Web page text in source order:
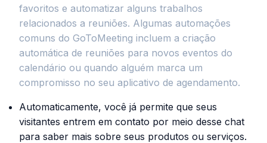
favoritos e automatizar alguns trabalhos
relacionados a reuniões. Algumas automações
comuns do GoToMeeting incluem a criação
automática de reuniões para novos eventos do
calendário ou quando alguém marca um
compromisso no seu aplicativo de agendamento.
Automaticamente, você já permite que seus
visitantes entrem em contato por meio desse chat
para saber mais sobre seus produtos ou serviços.